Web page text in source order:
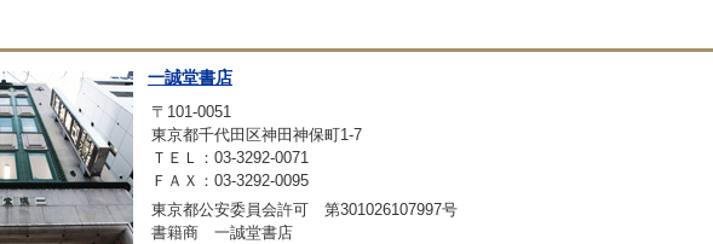
一誠堂書店
〒101-0051
東京都千代田区神田神保町1-7
ＴＥＬ：03-3292-0071
ＦＡＸ：03-3292-0095
東京都公安委員会許可 第301026107997号
書籍商 一誠堂書店